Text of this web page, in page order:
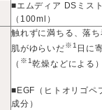
■エムディア DSミス
（100ml）
触れずに満ちる、落
肌がゆらいだ※1 日に
（ ※1乾燥などによる）
■EGF（ヒトオリゴペ
成分）